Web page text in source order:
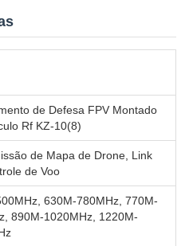
de Defesa FPV Montado
Rf KZ-10(8)
de Mapa de Drone, Link
de Voo
630M-780MHz, 770M-
890M-1020MHz, 1220M-